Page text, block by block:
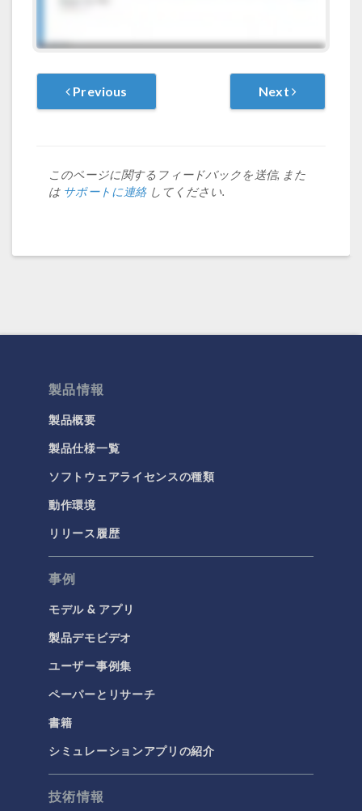
Previous Next
このページに関するフィードバックを送信, また
は サポートに連絡してください.
製品情報
製品概要
製品仕様一覧
ソフトウェアライセンスの種類
動作環境
リリース履歴
事例
モデル & アプリ
製品デモビデオ
ユーザー事例集
ペーパーとリサーチ
書籍
シミュレーションアプリの紹介
技術情報